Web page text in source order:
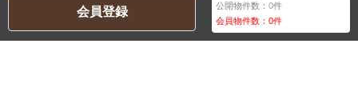
会員登録 公開物件数：0件
会員物件数：0件